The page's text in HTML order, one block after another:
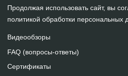
Продолжая использовать сайт, вы
политикой обработки персональных
Видеообзоры
FAQ (вопросы-ответы)
Сертификаты